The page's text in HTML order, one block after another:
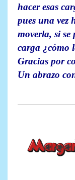
hacer esas
pues una vez
moverla, si se
carga ¿cómo
Gracias por
Un abrazo